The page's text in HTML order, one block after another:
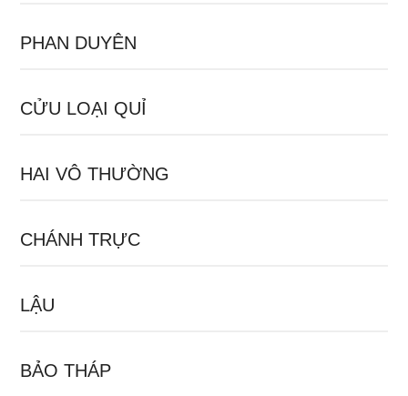
PHAN DUYÊN
CỬU LOẠI QUỈ
HAI VÔ THƯỜNG
CHÁNH TRỰC
LẬU
BẢO THÁP